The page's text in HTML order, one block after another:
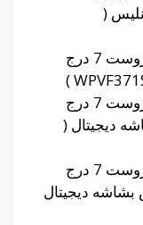
(
ديب فريزر وايت بوينت نوفروست 7 درج
ديب فريزر وايت بوينت نوفروست 7 درج
ديجيتال (
ديب فريزر وايت بوينت نوفروست 7 درج
بشاشه ديجيتال